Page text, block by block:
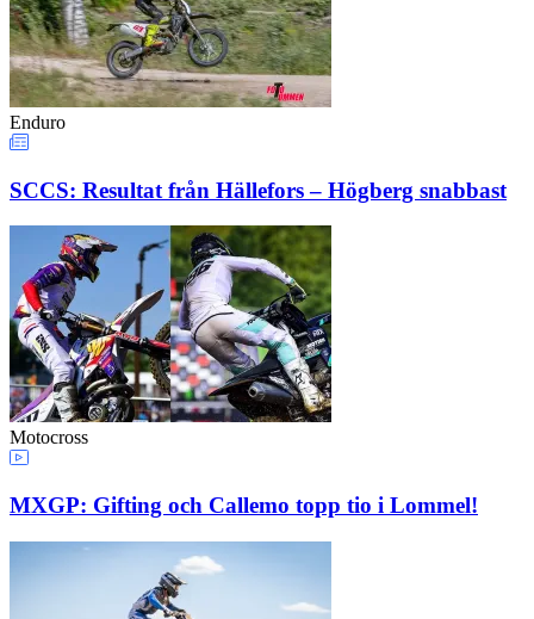
Enduro
SCCS: Resultat från Hällefors – Högberg snabbast
Motocross
MXGP: Gifting och Callemo topp tio i Lommel!